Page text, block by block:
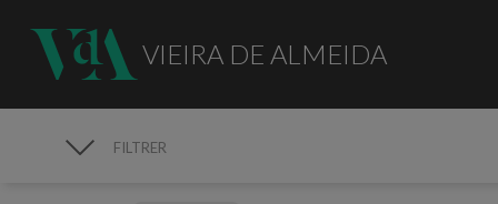
VIEIRA DE ALMEIDA
FILTRER